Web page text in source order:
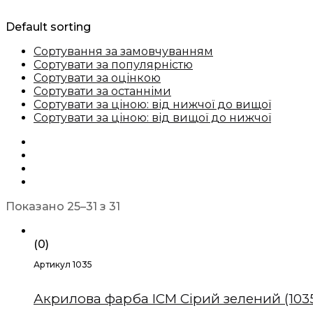
Default sorting
Сортування за замовчуванням
Сортувати за популярністю
Сортувати за оцінкою
Сортувати за останніми
Сортувати за ціною: від нижчої до вищої
Сортувати за ціною: від вищої до нижчої
Показано 25–31 з 31
(0)
Артикул 1035
Акрилова фарба ICM Сірий зелений